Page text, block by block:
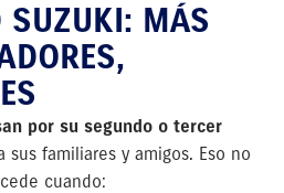
SUZUKI: MÁS
por su segundo o tercer
sus familiares y amigos. Eso no
cuando: